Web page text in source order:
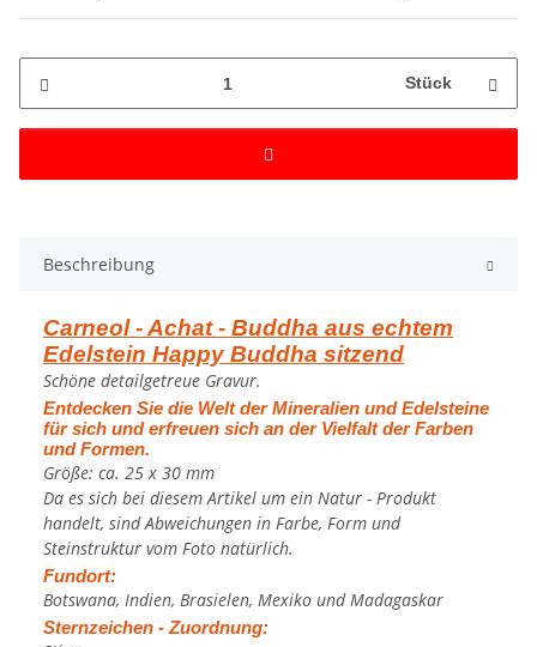
Stück
Beschreibung
Carneol - Achat - Buddha aus echtem
Edelstein Happy Buddha sitzend
Schöne detailgetreue Gravur.
Entdecken Sie die Welt der Mineralien und Edelsteine
für sich und erfreuen sich an der Vielfalt der Farben
und Formen.
Größe: ca. 25 x 30 mm
Da es sich bei diesem Artikel um ein Natur - Produkt
handelt, sind Abweichungen in Farbe, Form und
Steinstruktur vom Foto natürlich.
Fundort:
Botswana, Indien, Brasielen, Mexiko und Madagaskar
Sternzeichen - Zuordnung: